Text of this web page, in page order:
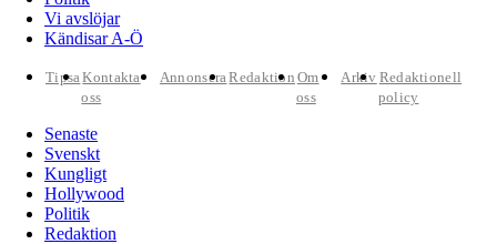
Vi avslöjar
Kändisar A-Ö
TipsaKontakta
oss
AnnonseraRedaktion Om
oss
Arkiv Redaktionell
policy
Senaste
Svenskt
Kungligt
Hollywood
Politik
Redaktion